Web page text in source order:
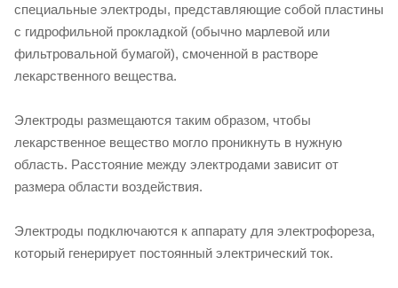
специальные электроды, представляющие собой пластины
с гидрофильной прокладкой (обычно марлевой или
фильтровальной бумагой), смоченной в растворе
лекарственного вещества.
Электроды размещаются таким образом, чтобы
лекарственное вещество могло проникнуть в нужную
область. Расстояние между электродами зависит от
размера области воздействия.
Электроды подключаются к аппарату для электрофореза,
который генерирует постоянный электрический ток.